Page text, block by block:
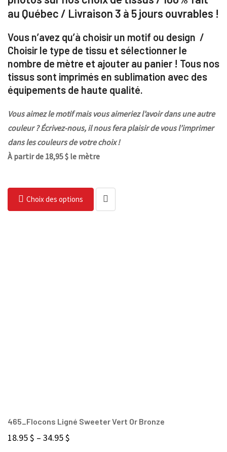
au Québec / Livraison 3 à 5 jours ouvrables !
Vous n’avez qu’à choisir un motif ou design /
Choisir le type de tissu et sélectionner le
nombre de mètre et ajouter au panier ! Tous nos
tissus sont imprimés en sublimation avec des
équipements de haute qualité.
Vous aimez le motif mais vous aimeriez l’avoir dans une autre
couleur ? Écrivez-nous, il nous fera plaisir de vous l’imprimer
dans les couleurs de votre choix !
À partir de 18,95 $ le mètre
Choix des options
465_Flocons Ligné Sweeter Vert Or Bronze
18.95$ – 34.95$